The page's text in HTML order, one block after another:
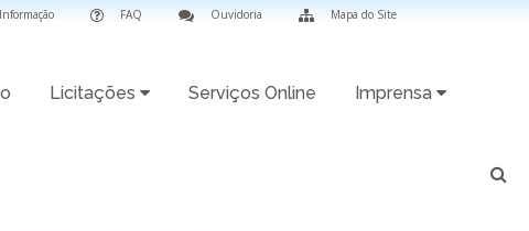
Mapa do Site
Ouvidoria
FAQ
Licitações Serviços Online Imprensa